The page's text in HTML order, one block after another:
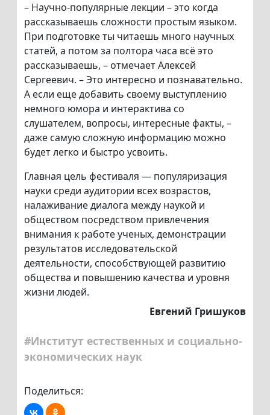
– Научно-популярные лекции – это когда
рассказываешь сложности простым языком.
При подготовке ты читаешь много научных
статей, а потом за полтора часа всё это
рассказываешь, – отмечает Алексей
Сергеевич. – Это интересно и познавательно.
А если еще добавить своему выступлению
немного юмора и интерактива со
слушателем, вопросы, интересные факты, –
даже самую сложную информацию можно
будет легко и быстро усвоить.
Главная цель фестиваля — популяризация
науки среди аудитории всех возрастов,
налаживание диалога между наукой и
обществом посредством привлечения
внимания к работе ученых, демонстрации
результатов исследовательской
деятельности, способствующей развитию
общества и повышению качества и уровня
жизни людей.
Евгений Гришуков
#Институт естественных и социально-
экономических наук
Поделиться: